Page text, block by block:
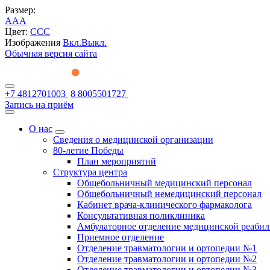
Размер:
AAA
Цвет: CCC
Изображения Вкл.Выкл.
Обычная версия сайта
+7 4812701003 8 8005501727
Запись на приём
О нас
Сведения о медицинской организации
80-летие Победы
План мероприятий
Структура центра
Общебольничный медицинский персонал
Общебольничный немедицинский персонал
Кабинет врача-клинического фармаколога
Консультативная поликлиника
Амбулаторное отделение медицинской
Приемное отделение
Отделение травматологии и ортопедии №1
Отделение травматологии и ортопедии №2